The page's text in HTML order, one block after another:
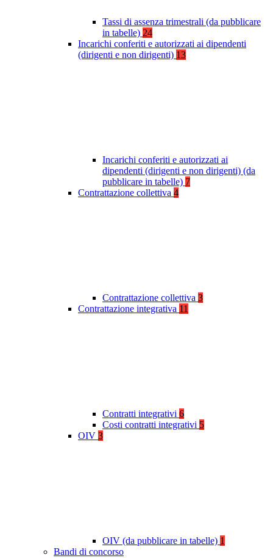
Tassi di assenza trimestrali (da pubblicare
in tabelle) 24
Incarichi conferiti e autorizzati ai dipendenti
(dirigenti e non dirigenti) 13
Incarichi conferiti e autorizzati ai
dipendenti (dirigenti e non dirigenti) (da
pubblicare in tabelle) 7
Contrattazione collettiva 4
Contrattazione collettiva 3
Contrattazione integrativa 11
Contratti integrativi 6
Costi contratti integrativi 5
OIV 3
OIV (da pubblicare in tabelle) 1
Bandi di concorso